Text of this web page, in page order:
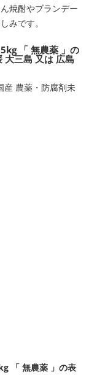
焼酎やブランデー
みです。
「 無農薬 」の
大三島 又は 広島
産 農薬・防腐剤未
「 無農薬 」の表